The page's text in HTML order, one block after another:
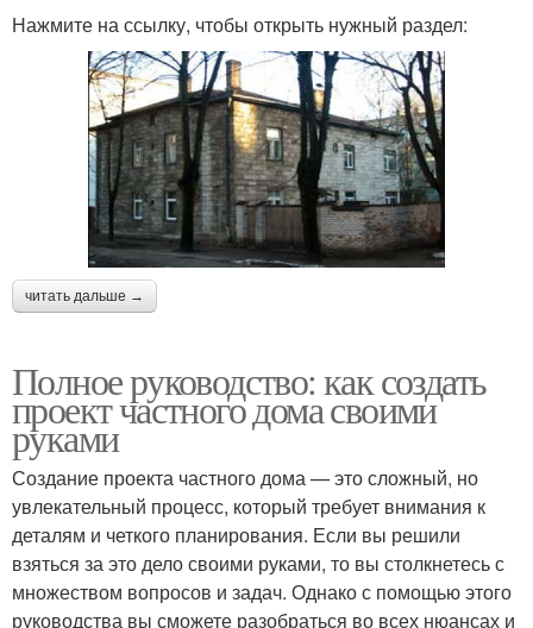
Нажмите на ссылку, чтобы открыть нужный раздел:
читать дальше →
Полное руководство: как создать
проект частного дома своими
руками
Создание проекта частного дома — это сложный, но
увлекательный процесс, который требует внимания к
деталям и четкого планирования. Если вы решили
взяться за это дело своими руками, то вы столкнетесь с
множеством вопросов и задач. Однако с помощью этого
руководства вы сможете разобраться во всех нюансах и